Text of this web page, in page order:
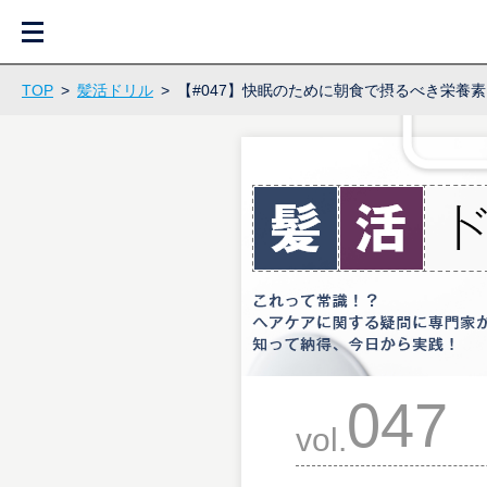
M
N
U
TOP > 髪活ドリル > 【#047】快眠のために朝食で摂るべき栄養
vol.047